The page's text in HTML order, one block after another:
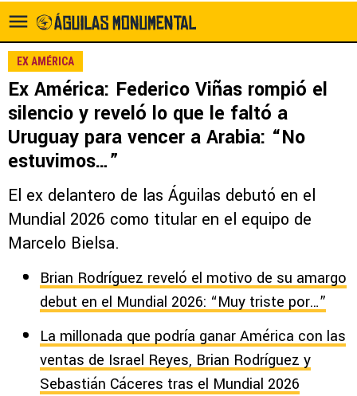
EX AMÉRICA
Ex América: Federico Viñas rompió el
silencio y reveló lo que le faltó a
Uruguay para vencer a Arabia: “No
estuvimos…”
El ex delantero de las Águilas debutó en el
Mundial 2026 como titular en el equipo de
Marcelo Bielsa.
Brian Rodríguez reveló el motivo de su amargo
debut en el Mundial 2026: “Muy triste por…”
La millonada que podría ganar América con las
ventas de Israel Reyes, Brian Rodríguez y
Sebastián Cáceres tras el Mundial 2026